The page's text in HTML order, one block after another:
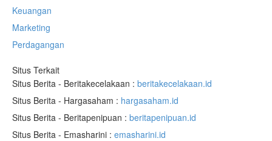
Keuangan
Marketing
Perdagangan
Situs Terkait
Situs Berita - Beritakecelakaan : beritakecelakaan.id
Situs Berita - Hargasaham : hargasaham.id
Situs Berita - Beritapenipuan : beritapenipuan.id
Situs Berita - Emasharini : emasharini.id